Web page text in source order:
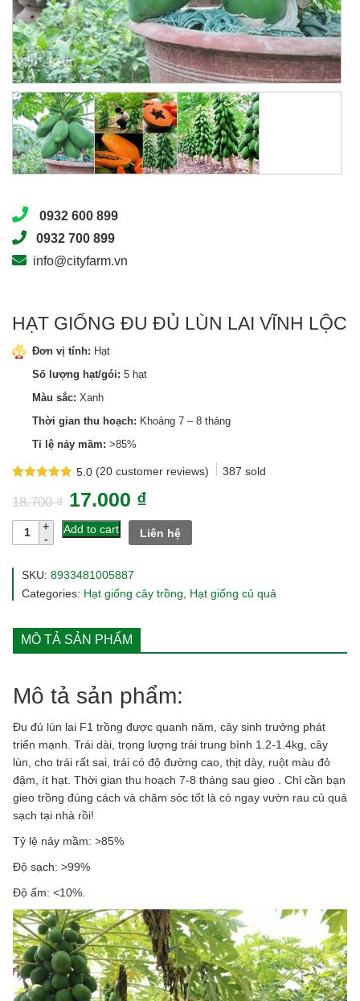
0932 600 899
0932 700 899
info@cityfarm.vn
HẠT GIỐNG ĐU ĐỦ LÙN LAI VĨNH LỘC
Đơn vị tính: Hạt
Số lượng hạt/gói: 5 hạt
Màu sắc: Xanh
Thời gian thu hoạch: Khoảng 7 – 8 tháng
Tỉ lệ nảy mầm: >85%
5.0
out of 5
customer
ratings
(20customer reviews) 387 sold
18.700₫ 17.000 ₫
Hạt
đủ
lai
Lộc
quantity
Add to cart Liên hệ
SKU: 8933481005887
Categories: Hạt giống cây trồng, Hạt giống củ quả
MÔ TẢ SẢN PHẨM
Mô tả sản phẩm:
Đu đủ lùn lai F1 trồng được quanh năm, cây sinh trưởng phát
triển mạnh. Trái dài, trọng lượng trái trung bình 1.2-1.4kg, cây
lùn, cho trái rất sai, trái có độ đường cao, thịt dày, ruột màu đỏ
đậm, ít hạt. Thời gian thu hoạch 7-8 tháng sau gieo . Chỉ cần bạn
gieo trồng đúng cách và chăm sóc tốt là có ngay vườn rau củ quả
sạch tại nhà rồi!
Tỷ lệ nảy mầm: >85%
Ðộ sạch: >99%
Độ ẩm: <10%.